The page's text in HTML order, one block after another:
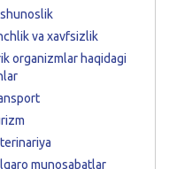
va xavfsizlik
organizmlar haqidagi
munosabatlar